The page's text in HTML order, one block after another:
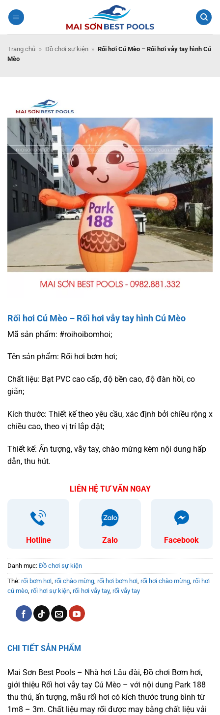
qua
Trang chủ » Đồ chơi sự kiện » Rối hơi Cú Mèo – Rối hơi vẫy tay hình Cú
Mèo
Rối hơi Cú Mèo – Rối hơi vẫy tay hình Cú Mèo
Mã sản phẩm: #roihoibomhoi;
Tên sản phẩm: Rối hơi bơm hơi;
Chất liệu: Bạt PVC cao cấp, độ bền cao, độ đàn hồi, co
giãn;
Kích thước: Thiết kế theo yêu cầu, xác định bởi chiều rộng x
chiều cao, theo vị trí lắp đặt;
Thiết kế: Ấn tượng, vẫy tay, chào mừng kèm nội dung hấp
dẫn, thu hút.
LIÊN HỆ TƯ VẤN NGAY
Hotline Zalo Facebook
Danh mục: Đồ chơi sự kiện
Thẻ: rối bơm hơi, rối chào mừng, rối hơi bơm hơi, rối hơi chào mừng, rối hơi
cú mèo, rối hơi sự kiện, rối hơi vẫy tay, rối vẫy tay
CHI TIẾT SẢN PHẨM
Mai Sơn Best Pools – Nhà hơi Lâu đài, Đồ chơi Bơm hơi,
giới thiệu Rối hơi vẫy tay Cú Mèo – với nội dung Park 188
thu thú, ấn tượng, mẫu rối hơi có kích thước trung bình từ
1m8 – 3m. Chất liệu may rối được may bằng chất liệu vải